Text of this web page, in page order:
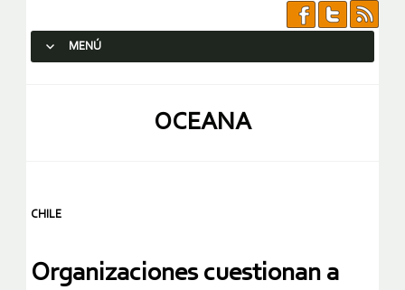
MENÚ
OCEANA
CHILE
Organizaciones cuestionan a